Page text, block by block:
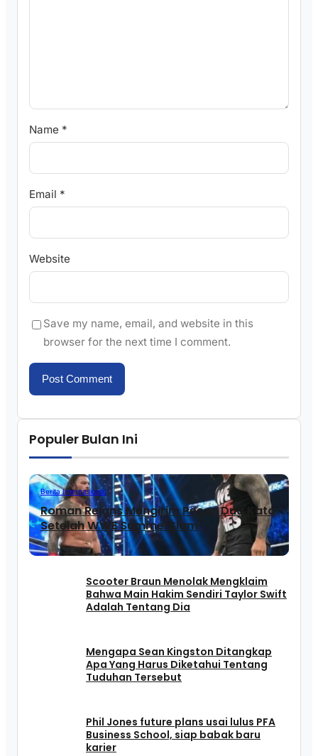
Name *
Email *
Website
Save my name, email, and website in this
browser for the next time I comment.
Populer Bulan Ini
Berita Internasional
Roman Reigns Mengirim Pesan Dua Kata
Setelah WWE SummerSlam
Scooter Braun Menolak Mengklaim
Bahwa Main Hakim Sendiri Taylor Swift
Adalah Tentang Dia
Mengapa Sean Kingston Ditangkap
Apa Yang Harus Diketahui Tentang
Tuduhan Tersebut
Phil Jones future plans usai lulus PFA
Business School, siap babak baru
karier